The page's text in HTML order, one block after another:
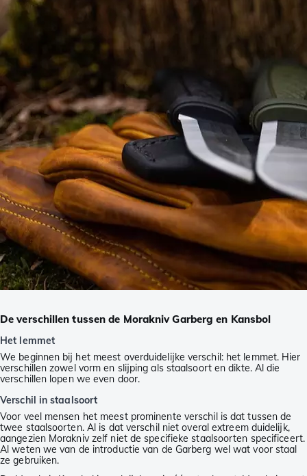
De verschillen tussen de Morakniv Garberg en Kansbol
Het lemmet
We beginnen bij het meest overduidelijke verschil: het lemmet. Hier
verschillen zowel vorm en slijping als staalsoort en dikte. Al die
verschillen lopen we even door.
Verschil in staalsoort
Voor veel mensen het meest prominente verschil is dat tussen de
twee staalsoorten. Al is dat verschil niet overal extreem duidelijk,
aangezien Morakniv zelf niet de specifieke staalsoorten specificeert.
Al weten we van de introductie van de Garberg wel wat voor staal
ze gebruiken.